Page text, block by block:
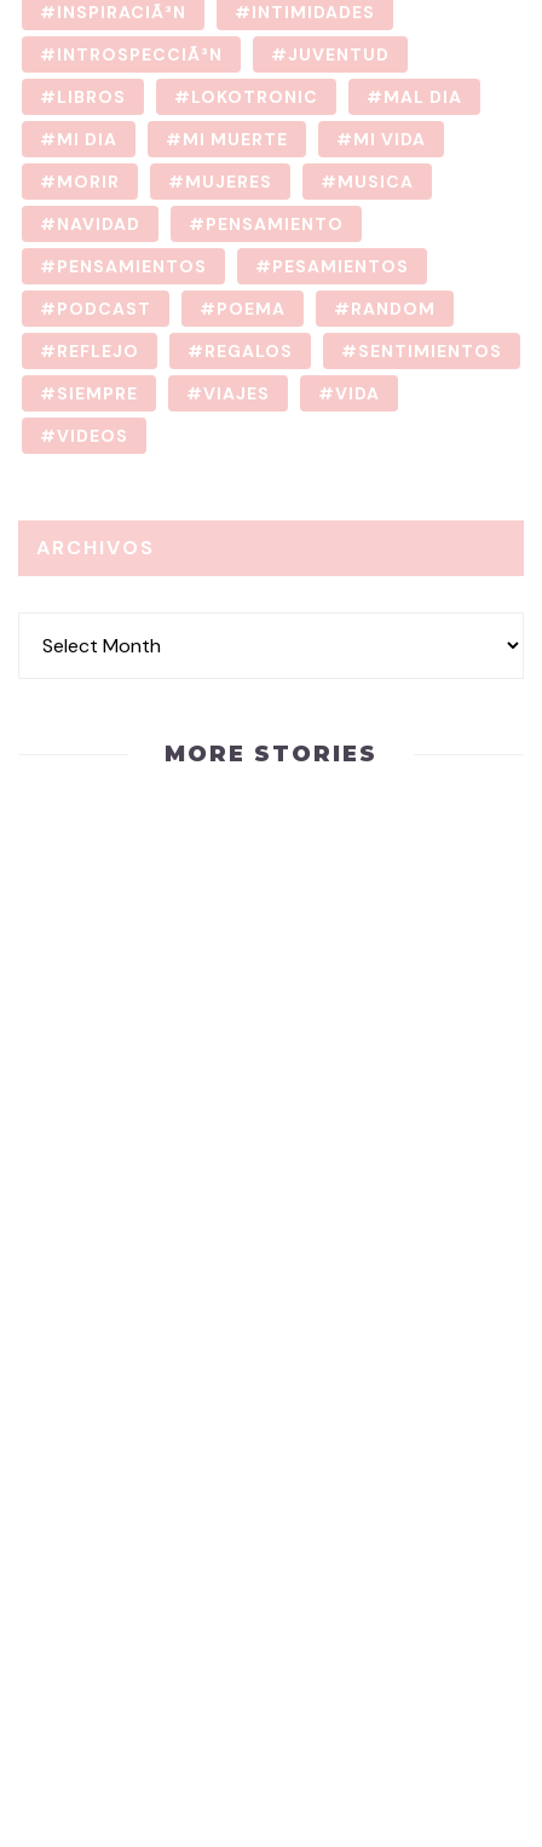
INSPIRACIÃ³N
INTIMIDADES
INTROSPECCIÃ³N
JUVENTUD
LIBROS
LOKOTRONIC
MAL DIA
MI DIA
MI MUERTE
MI VIDA
MORIR
MUJERES
MUSICA
NAVIDAD
PENSAMIENTO
PENSAMIENTOS
PESAMIENTOS
PODCAST
POEMA
RANDOM
REFLEJO
REGALOS
SENTIMIENTOS
SIEMPRE
VIAJES
VIDA
VIDEOS
ARCHIVOS
MORE STORIES